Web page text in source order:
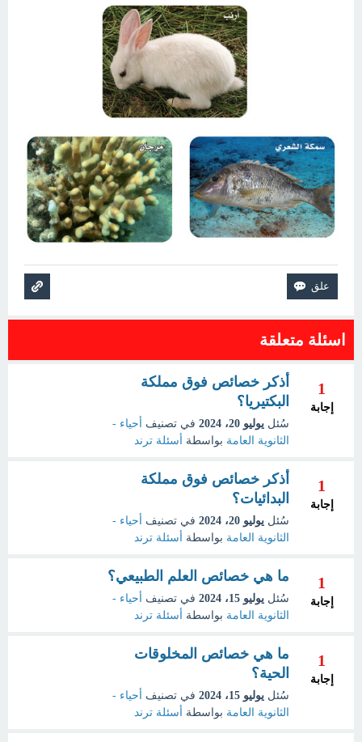
اسئلة متعلقة
1
إجابة
أذكر خصائص فوق مملكة
البكتيريا؟
سُئل يوليو 20، 2024 في تصنيف
أحياء -
الثانوية العامة بواسطة أسئلة ترند
1
إجابة
أذكر خصائص فوق مملكة
البدائيات؟
سُئل يوليو 20، 2024 في تصنيف
أحياء -
الثانوية العامة بواسطة أسئلة ترند
1
إجابة
ما هي خصائص العلم الطبيعي؟
سُئل يوليو 15، 2024 في تصنيف
أحياء -
الثانوية العامة بواسطة أسئلة ترند
1
إجابة
ما هي خصائص المخلوقات
الحية؟
سُئل يوليو 15، 2024 في تصنيف
أحياء -
الثانوية العامة بواسطة أسئلة ترند